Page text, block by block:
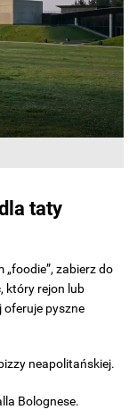
taty
zabierz do
który rejon lub
oferuje pyszne
neapolitańskiej.
Bolognese.